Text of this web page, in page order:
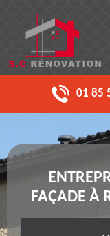
01 85
FAÇADE À